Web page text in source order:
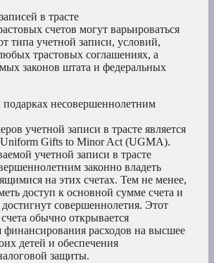
в трасте
счетов могут варьироваться
типа учетной записи, условий,
трастовых соглашениях, а
законов штата и федеральных
несовершеннолетним
учетной записи в трасте является
Uniform Gifts to Minor Act (UGMA).
учетной записи в трасте
законно владеть
на этих счетах. Тем не менее,
доступ к основной сумме счета и
достигнут совершеннолетия. Этот
обычно открывается
финансирования расходов на высшее
детей и обеспечения
защиты.